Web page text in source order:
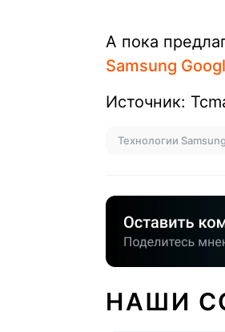
А пока
Samsung
Источник:
Технологии Samsung
НАШИ